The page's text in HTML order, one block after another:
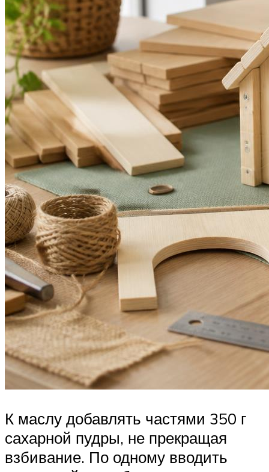
К маслу добавлять частями 350 г
сахарной пудры, не прекращая
взбивание. По одному вводить